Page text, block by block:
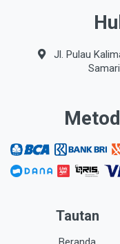
Jl. Pulau
Tautan